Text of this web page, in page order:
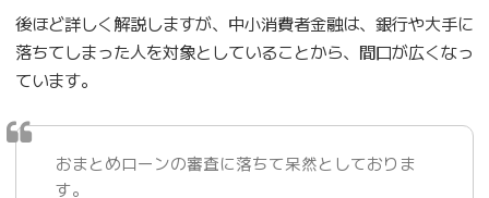
後ほど詳しく解説しますが、中小消費者金融は、銀行や大手に
落ちてしまった人を対象としていることから、間口が広くなっ
ています。
おまとめローンの審査に落ちて呆然としておりま
す。